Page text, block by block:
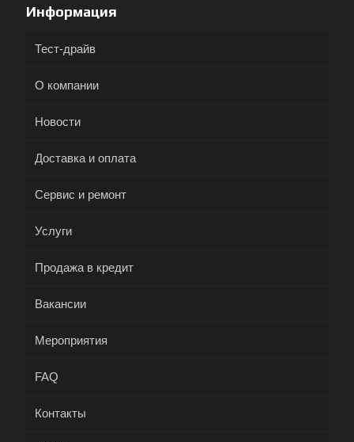
Информация
Тест-драйв
О компании
Новости
Доставка и оплата
Сервис и ремонт
Услуги
Продажа в кредит
Вакансии
Мероприятия
FAQ
Контакты